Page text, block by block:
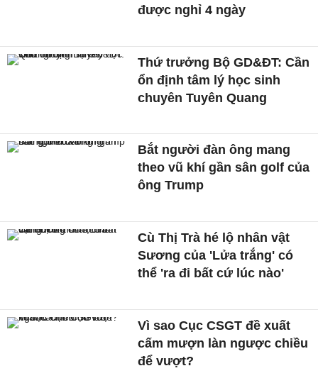
được nghỉ 4 ngày
Thứ trưởng Bộ GD&ĐT: Cần
ổn định tâm lý học sinh
chuyên Tuyên Quang
Bắt người đàn ông mang
theo vũ khí gần sân golf của
ông Trump
Cù Thị Trà hé lộ nhân vật
Sương của 'Lửa trắng' có
thể 'ra đi bất cứ lúc nào'
Vì sao Cục CSGT đề xuất
cấm mượn làn ngược chiều
để vượt?